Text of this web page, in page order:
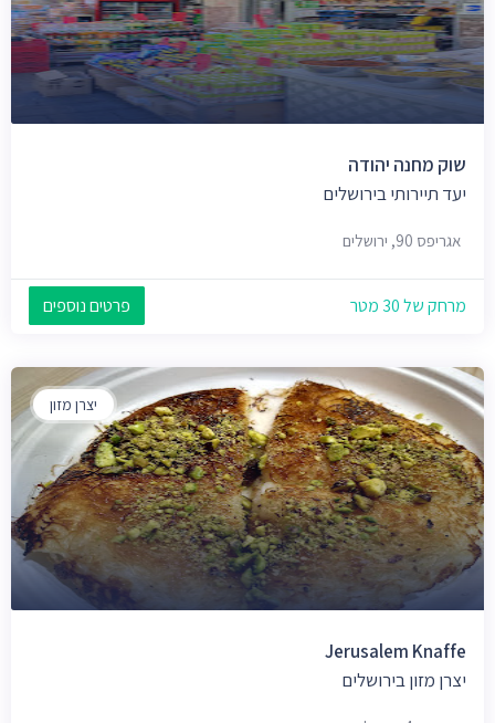
שוק מחנה יהודה
יעד תיירותי בירושלים
אגריפס 90, ירושלים
מרחק של 30 מטר פרטים נוספים
יצרן מזון
Jerusalem Knaffe
יצרן מזון בירושלים